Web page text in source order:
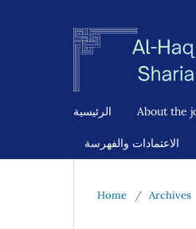
الرئيسية About the
الاعتمادات والفهرسة
Home / Archives